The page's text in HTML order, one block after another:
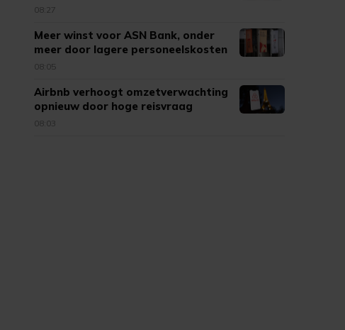
08:27
Meer winst voor ASN Bank, onder
meer door lagere personeelskosten
08:05
Airbnb verhoogt omzetverwachting
opnieuw door hoge reisvraag
08:03